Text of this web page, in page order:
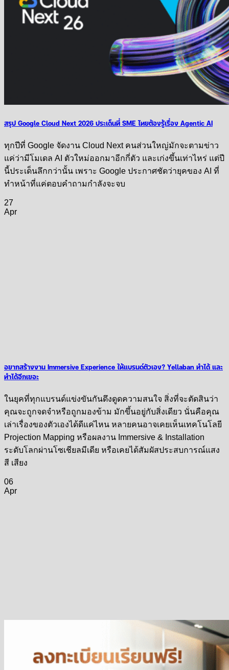
สรุป Google Cloud Next 2026 ประเด็นที่ SME ไทยต้องรู้เรื่อง Agentic AI
ทุกปีที่ Google จัดงาน Cloud Next คนส่วนใหญ่มักจะตามข่าว
แค่ว่ามีโมเดล AI ตัวใหม่ออกมาอีกกี่ตัว และเก่งขึ้นเท่าไหร่ แต่ปี
นี้ประเด็นลึกกว่านั้น เพราะ Google ประกาศชัดว่ายุคของ AI ที่
ทำหน้าที่แค่ตอบคำถามกำลังจะจบ
27
Apr
อยากสร้างงาน Immersive Experience ให้แบรนด์ตัวเอง? Yellaban ทำได้ และ
ทำได้อีกเยอะ
ในยุคที่ทุกแบรนด์แข่งขันกันดึงดูดความสนใจ สิ่งที่จะตัดสินว่า
คุณจะถูกจดจำหรือถูกมองข้าม มักขึ้นอยู่กับสิ่งเดียว นั่นคือคุณ
เล่าเรื่องของตัวเองได้ดีแค่ไหน หลายคนอาจเคยเห็นเทคโนโลยี
Projection Mapping หรือผลงาน Immersive & Installation
ระดับโลกผ่านโซเชียลมีเดีย หรือเคยได้สัมผัสประสบการณ์แสง
สี เสียง
06
Apr